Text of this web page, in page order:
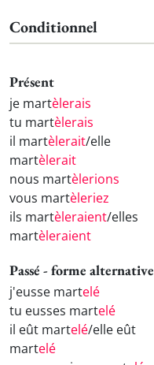
Conditionnel
Présent
je martèlerais
tu martèlerais
il martèlerait/elle
martèlerait
nous martèlerions
vous martèleriez
ils martèleraient/elles
martèleraient
Passé - forme alternative
j'eusse martelé
tu eusses martelé
il eût martelé/elle eût
martelé